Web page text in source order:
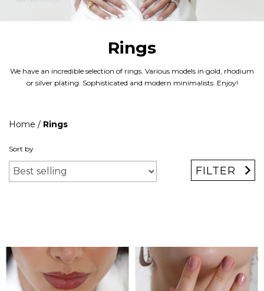
Rings
We have an incredible selection of rings. Various models in gold, rhodium
or silver plating. Sophisticated and modern minimalists. Enjoy!
Home / Rings
Sort by
FILTER